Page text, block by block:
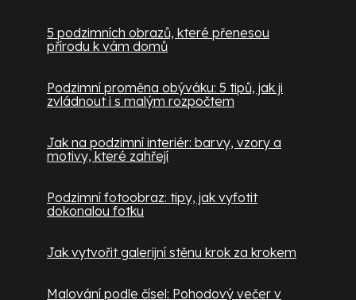
5 podzimních obrazů, které přenesou
přírodu k vám domů
Podzimní proměna obýváku: 5 tipů, jak ji
zvládnout i s malým rozpočtem
Jak na podzimní interiér: barvy, vzory a
motivy, které zahřejí
Podzimní fotoobraz: tipy, jak vyfotit
dokonalou fotku
Jak vytvořit galerijní stěnu krok za krokem
Malování podle čísel: Pohodový večer v